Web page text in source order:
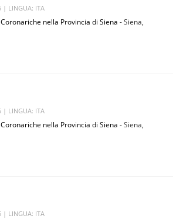
| LINGUA: ITA
nella Provincia di Siena - Siena,
| LINGUA: ITA
nella Provincia di Siena - Siena,
| LINGUA: ITA